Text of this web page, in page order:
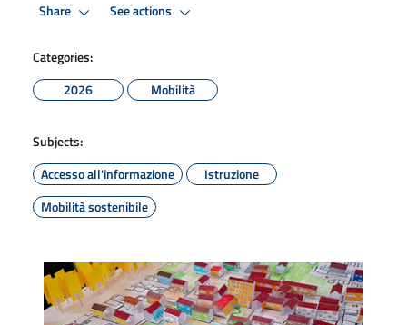
Share See actions
Categories:
2026
Mobilità
Subjects:
Accesso all'informazione
Istruzione
Mobilità sostenibile